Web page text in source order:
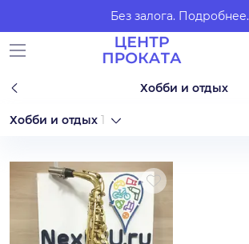
Без залога. Подробнее.
Хобби и отдых
Хобби и отдых 1